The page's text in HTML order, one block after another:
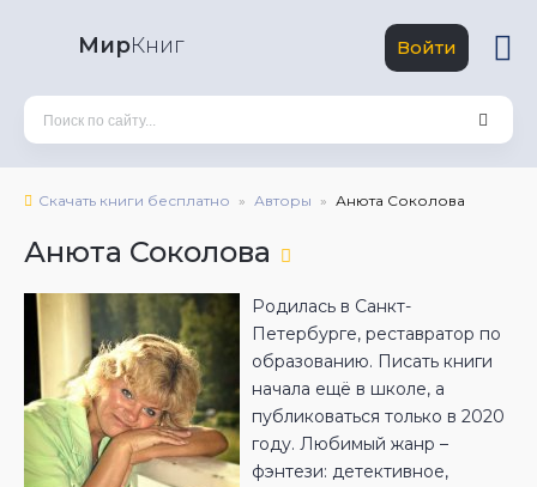
МирКниг Войти
Скачать книги бесплатно Авторы Анюта Соколова
Анюта Соколова
Родилась в Санкт-
Петербурге, реставратор по
образованию. Писать книги
начала ещё в школе, а
публиковаться только в 2020
году. Любимый жанр –
фэнтези: детективное,